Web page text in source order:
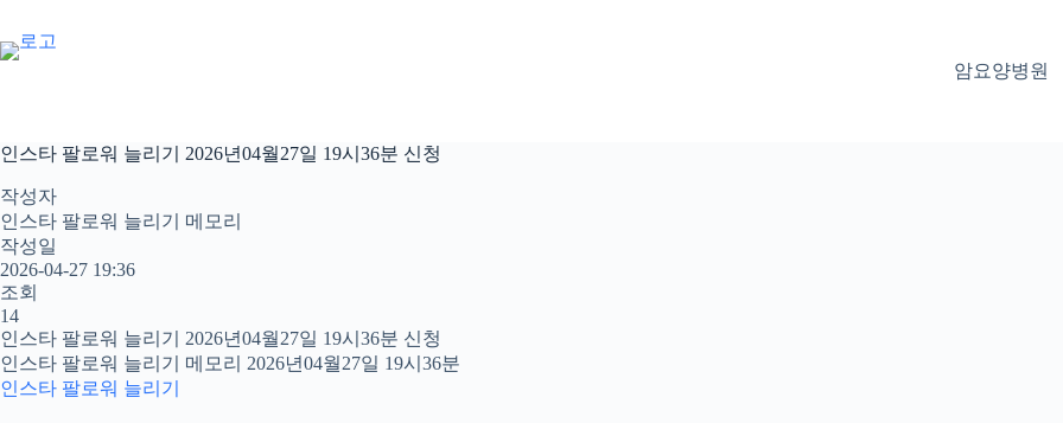
으
뛰
기
암요양병원
인스타 팔로워 늘리기 2026년04월27일 19시36분 신청
작성자
인스타 팔로워 늘리기 메모리
작성일
2026-04-27 19:36
조회
14
인스타 팔로워 늘리기 2026년04월27일 19시36분 신청
인스타 팔로워 늘리기 메모리 2026년04월27일 19시36분
인스타 팔로워 늘리기